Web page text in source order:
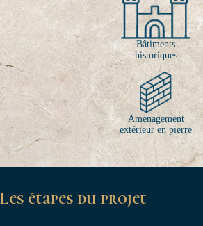
Bâtiments
historiques
Aménagement
extérieur en pierre
Les étapes du projet